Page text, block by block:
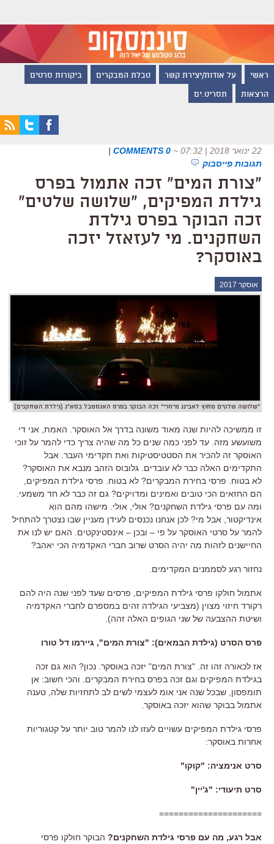
ראשי על אודות/יצירת קשר טבלת המבקרים ביקורות סרטים
הרצאות תסריט.ים
22 ינואר 2018 | 07:32 ~
0 COMMENTS
|
תגובות פייסבוק
"צורת המים" זכה אתמול בפרס
גילדת המפיקים, "שלושה שלטים"
זכה הבוקר בפרס גילדת
השחקנים. מי לעזאזל יזכה
באוסקר?
אוסקר 2017
"שלושה שלטים מחוץ לאבינג מיזורי" זכה הבוקר בפרס האנסמבל בסא"ג (גילדת השחקנים)
זו ממשיכה להיות שנה מאוד משונה בדרך אל האוסקר. האמת, אני די
משועשע מזה. עד לפני כמה שנים כל מה שהיה צריך כדי להמר על זוכי
האוסקר זה להכיר את הסטטיסטיקות ואת תקדימי העבר. אבל
התקדימים האלה כבר לא עובדים. גלובוס הזהב מנבא את האוסקר?
לא בטוח. פרסי בחירת המבקרים? לא בטוח. פרסי גילדת המפיקים,
הם החזאים הכי טובים ואמינים ומדויקים? גם זה כבר לא חד משמעי.
ומה עם פרסי גילדת השחקנים? אולי, אולי. מישהו מהם הוא
אינדיקטור, אבל מי? לכן אנחנו נכנסים לעידן מעניין שבו נצטרך להתחיל
להמר על סרטי האוסקר על פי – ובכן – אינסטינקטים. האם יש לנו את
החיישנים לזהות מה יהיה הסרט שרוב חברי האקדמיה הכי יאהב?
נחזור רגע לסממנים המקדימים.
אתמול חולקו פרסי גילדת המפיקים, פרסים שעד לפני שנה היה להם
רקורד חיזוי מצוין (מצביעי הגילדה זהים במספרם לחברי האקדמיה
ושיטת ההצבעה של שני הגופים האלה זהה).
פרס הסרט (גילדת הבמאים): "צורת המים", גיירמו דל טורו
אז לכאורה זהו זה. "צורת המים" יזכה באוסקר. נכון? הוא גם זכה
בגילדת המפיקים וגם זכה בפרס בחירת המבקרים. והכי חשוב: אן
תומפסון, שבכל שנה אני אומ לעצמי לשים לב לתחזיות שלה, טענה
אתמול בבוקר שהוא יזכה באוסקר.
פרסי גילדת המפיקים עשויים לעזו לנו להמר טוב יותר על קטגוריות
אחרות באוסקר:
סרט אנימציה: "קוקו"
סרט תיעודי: "ג'יין"
=====================
אבל רגע, מה עם פרסי גילדת השחקנים? הבוקר חולקו פרסי